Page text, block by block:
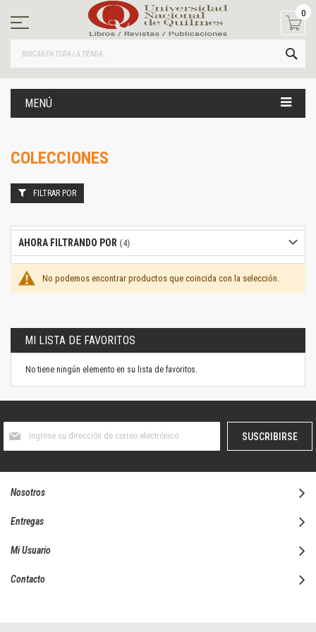
contenido
0
MENÚ
COLECCIONES
No podemos encontrar productos que coincida con la selección.
FILTRAR POR
AHORA FILTRANDO POR
MI LISTA DE FAVORITOS
No tiene ningún elemento en su lista de favoritos.
boletín
SUSCRIBIRSE
Nosotros
Entregas
Mi Usuario
Contacto